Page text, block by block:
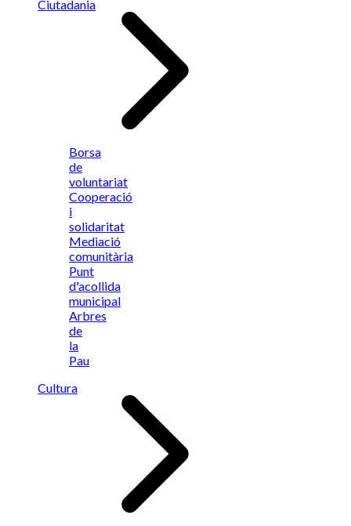
Ciutadania
Borsa
de
voluntariat
Cooperació
i
solidaritat
Mediació
comunitària
Punt
d'acollida
municipal
Arbres
de
la
Pau
Cultura